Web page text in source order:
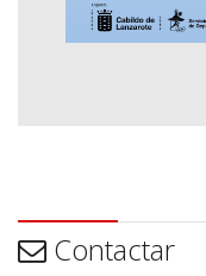
Contactar